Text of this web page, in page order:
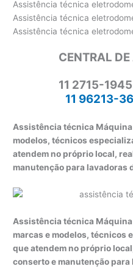
Assistência técnica
Assistência técnica
Assistência técnica
CENTRAL
11 2715-
11 96213-
Assistência técnica
modelos, técnicos
atendem no próprio local,
manutenção para lavadoras
Assistência técnica
marcas e modelos, técnicos
que atendem no próprio
conserto e manutenção